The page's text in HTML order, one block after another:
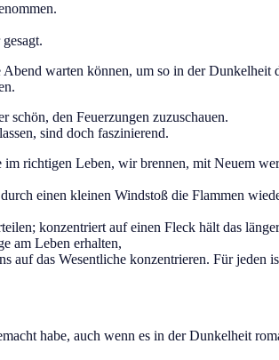
warten können, um so in der Dunkelheit
schön, den Feuerzungen zuzuschauen.
sind doch faszinierend.
richtigen Leben, wir brennen, mit Neuem
einen kleinen Windstoß die Flammen
konzentriert auf einen Fleck hält das
am Leben erhalten,
das Wesentliche konzentrieren. Für jeden
habe, auch wenn es in der Dunkelheit